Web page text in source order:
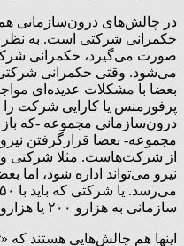
در چالش‌های درون‌سازمانی هم
حکمرانی شرکتی است. به نظر
صورت می‌گیرد، حکمرانی
می‌شود. وقتی حکمرانی شرکتی
بعضا با مشکلات عدیده‌ای
پرفورمنس یا کارایی شرکت را
درون‌سازمانی مجموعه -که
مجموعه- بعضا قرارگرفتن
سازمانی به هزارو ۲۰۰ یا هزارو ۲۵۰ نفر تبدیل شده است.
اینها هم چالش‌هایی هستند که